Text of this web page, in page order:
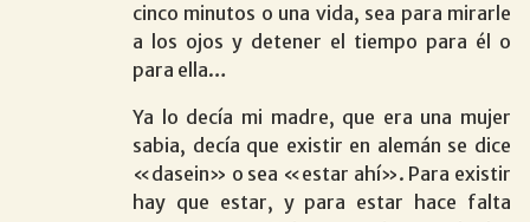
cinco minutos o una vida, sea para mirarle
a los ojos y detener el tiempo para él o
para ella…
Ya lo decía mi madre, que era una mujer
sabia, decía que existir en alemán se dice
«dasein» o sea «estar ahí». Para existir
hay que estar, y para estar hace falta